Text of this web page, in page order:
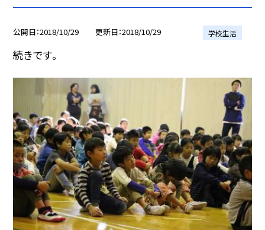
公開日 2018/10/29 更新日 2018/10/29 学校生活
続きです。